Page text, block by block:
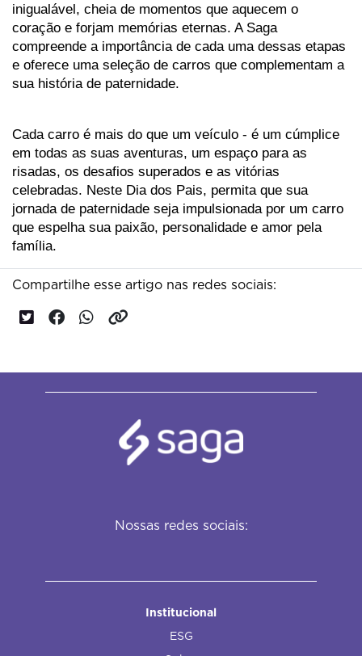
inigualável, cheia de momentos que aquecem o
coração e forjam memórias eternas. A Saga
compreende a importância de cada uma dessas etapas
e oferece uma seleção de carros que complementam a
sua história de paternidade.
Cada carro é mais do que um veículo - é um cúmplice
em todas as suas aventuras, um espaço para as
risadas, os desafios superados e as vitórias
celebradas. Neste Dia dos Pais, permita que sua
jornada de paternidade seja impulsionada por um carro
que espelha sua paixão, personalidade e amor pela
família.
Compartilhe esse artigo nas redes sociais:
Nossas redes sociais:
Institucional
ESG